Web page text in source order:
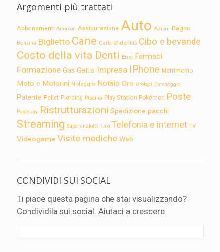
Argomenti più trattati
Abbonamenti Amazon Assicurazione Auto Azioni Bagno
Benzina Biglietto Cane Carta d'identità Cibo e bevande
Costo della vita Denti Enel Farmaci
Formazione Gas Gatto Impresa IPhone Matrimonio
Moto e Motorini Noleggio Notaio Oro Orologi Parcheggio
Patente Pellet Piercing Piscina Play Station Pokémon Poste
Postepay Ristrutturazioni Spedizione pacchi
Streaming Superenalotto Taxi Telefonia e internet TV
Videogame Visite mediche Web
CONDIVIDI SUI SOCIAL
Ti piace questa pagina che stai visualizzando?
Condividila sui social. Aiutaci a crescere.